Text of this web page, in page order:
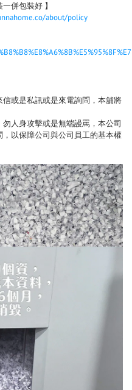
併包裝好 】
about/policy
或是私訊或是來電詢問，本舖將
人身攻擊或是無端謾罵，本公司
以保障公司與公司員工的基本權